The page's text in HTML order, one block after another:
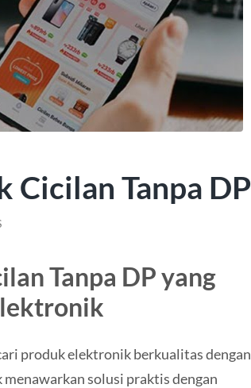
Tanpa DP
Tanpa DP yang
produk elektronik berkualitas dengan
solusi praktis dengan